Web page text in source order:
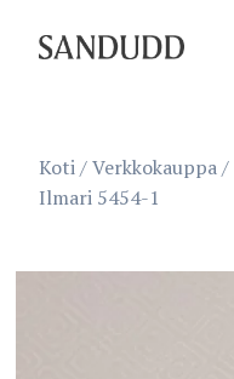
sisältöön
Koti/Verkkokauppa/
Ilmari 5454-1